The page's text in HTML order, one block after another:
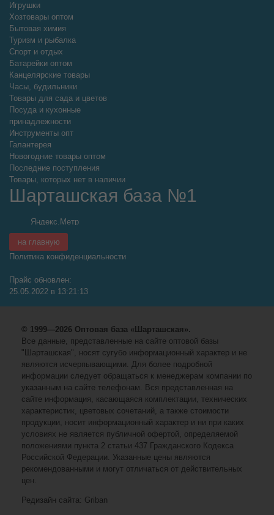
Игрушки
Хозтовары оптом
Бытовая химия
Туризм и рыбалка
Спорт и отдых
Батарейки оптом
Канцелярские товары
Часы, будильники
Товары для сада и цветов
Посуда и кухонные
принадлежности
Инструменты опт
Галантерея
Новогодние товары оптом
Последние поступления
Товары, которых нет в наличии
Шарташская база №1
на главную
Политика конфиденциальности
Прайс обновлен:
25.05.2022 в 13:21:13
© 1999—2026 Оптовая база «Шарташская».
Все данные, представленные на сайте оптовой базы
"Шарташская", носят сугубо информационный характер и не
являются исчерпывающими. Для более подробной
информации следует обращаться к менеджерам компании по
указанным на сайте телефонам. Вся представленная на
сайте информация, касающаяся комплектации, технических
характеристик, цветовых сочетаний, а также стоимости
продукции, носит информационный характер и ни при каких
условиях не является публичной офертой, определяемой
положениями пункта 2 статьи 437 Гражданского Кодекса
Российской Федерации. Указанные цены являются
рекомендованными и могут отличаться от действительных
цен.
Редизайн сайта: Griban